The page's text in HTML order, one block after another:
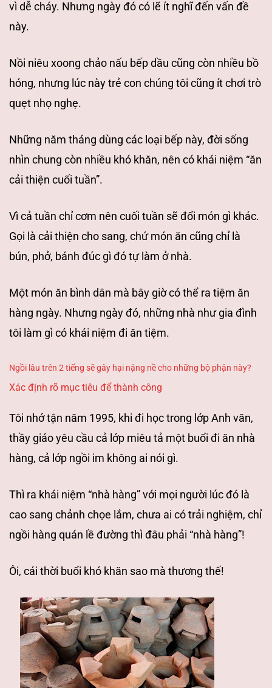
vì dễ cháy. Nhưng ngày đó có lẽ ít nghĩđến vấn đề
này.
Nồi niêu xoong chảo nấu bếp dầu cũng còn nhiều bồ
hóng, nhưng lúc này trẻ con chúng tôi cũng ít chơi trò
quẹt nhọ nghẹ.
Những năm tháng dùng các loại bếp này, đời sống
nhìn chung còn nhiều khó khăn, nên có khái niệm “ăn
cải thiện cuối tuần”.
Vì cả tuần chỉ cơm nên cuối tuần sẽ đổi món gì khác.
Gọi là cải thiện cho sang, chứ món ăn cũng chỉ là
bún, phở, bánh đúc gì đó tự làm ở nhà.
Một món ăn bình dân mà bây giờ có thể ra tiệm ăn
hàng ngày. Nhưng ngày đó, những nhà như gia đình
tôi làm gì có khái niệm đi ăn tiệm.
Ngồi lâu trên 2 tiếng sẽ gây hại nặng nề cho những bộ phận này?
Xác định rõ mục tiêu để thành công
Tôi nhớ tận năm 1995, khi đi học trong lớp Anh văn,
thầy giáo yêu cầu cả lớp miêu tả một buổi đi ăn nhà
hàng, cả lớp ngồi im không ai nói gì.
Thì ra khái niệm “nhà hàng” với mọi người lúc đó là
cao sang chảnh chọe lắm, chưa ai có trải nghiệm, chỉ
ngồi hàng quán lề đường thì đâu phải “nhà hàng”!
Ôi, cái thời buổi khó khăn sao mà thương thế!